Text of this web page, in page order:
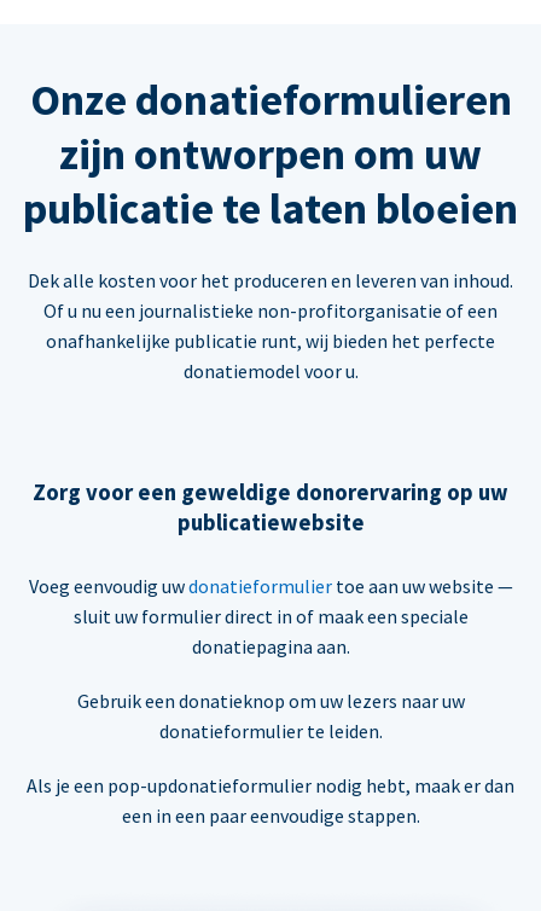
Onze donatieformulieren
zijn ontworpen om uw
publicatie te laten bloeien
Dek alle kosten voor het produceren en leveren van inhoud.
Of u nu een journalistieke non-profitorganisatie of een
onafhankelijke publicatie runt, wij bieden het perfecte
donatiemodel voor u.
Zorg voor een geweldige donorervaring op uw
publicatiewebsite
Voeg eenvoudig uwdonatieformuliertoe aan uw website —
sluit uw formulier direct in of maak een speciale
donatiepagina aan.
Gebruik een donatieknop om uw lezers naar uw
donatieformulier te leiden.
Als je een pop-updonatieformulier nodig hebt, maak er dan
een in een paar eenvoudige stappen.